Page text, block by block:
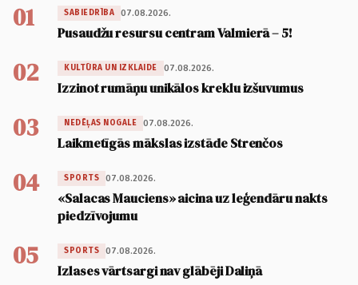
01 SABIEDRĪBA 07.08.2026.
Pusaudžu resursu centram Valmierā – 5!
02 KULTŪRA UN IZKLAIDE 07.08.2026.
Izzinot rumāņu unikālos kreklu izšuvumus
03 NEDĒĻAS NOGALE 07.08.2026.
Laikmetīgās mākslas izstāde Strenčos
04 SPORTS 07.08.2026.
«Salacas Mauciens» aicina uz leģendāru nakts
piedzīvojumu
05 SPORTS 07.08.2026.
Izlases vārtsargi nav glābēji Daliņā